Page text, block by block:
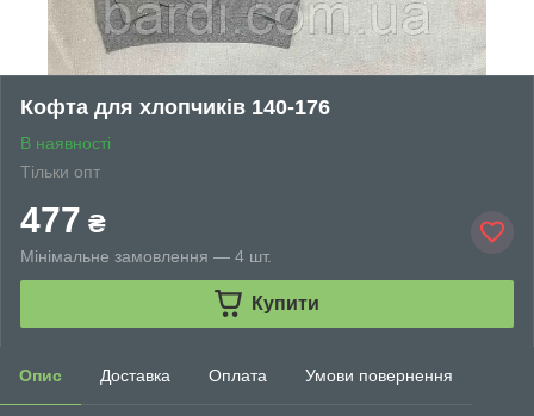
Кофта для хлопчиків 140-176
В наявності
Тільки опт
477 ₴
Мінімальне замовлення — 4 шт.
Купити
Опис Доставка Оплата Умови повернення